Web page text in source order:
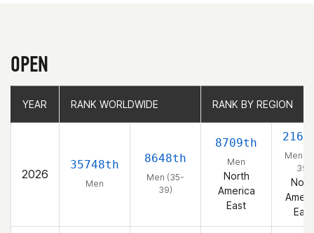
OPEN
YEAR RANK WORLDWIDE RANK BY REGION
2026
35748th
Men
8648th
Men (35-
39)
8709th
Men
North
America
East
Men
39)
East
YEAR RANK WORLDWIDE RANK BY REGION